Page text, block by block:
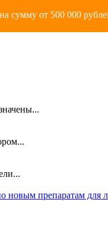
сумму от 500 000
препаратам для